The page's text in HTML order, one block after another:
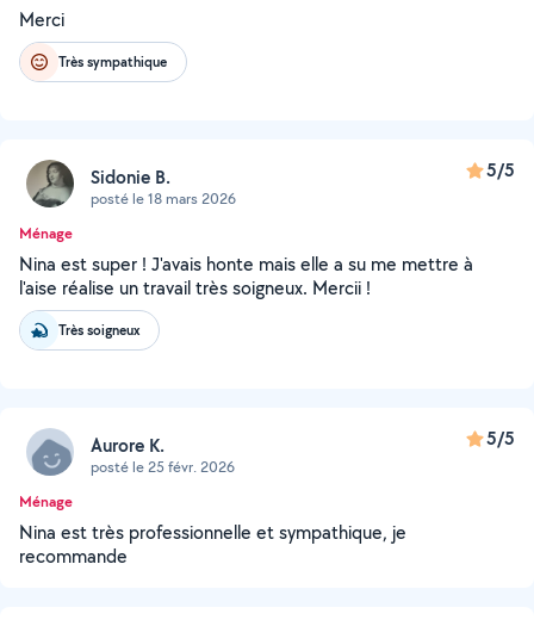
Merci
Très sympathique
Sidonie B.
posté le 18 mars 2026
5/5
Ménage
Nina est super ! J'avais honte mais elle a su me mettre à
l'aise réalise un travail très soigneux. Mercii !
Très soigneux
Aurore K.
posté le 25 févr. 2026
5/5
Ménage
Nina est très professionnelle et sympathique, je
recommande